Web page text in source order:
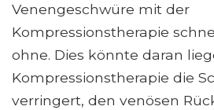
Venengeschwüre mit der
Kompressionstherapie
ohne. Dies könnte daran
Kompressionstherapie die
verringert, den venösen